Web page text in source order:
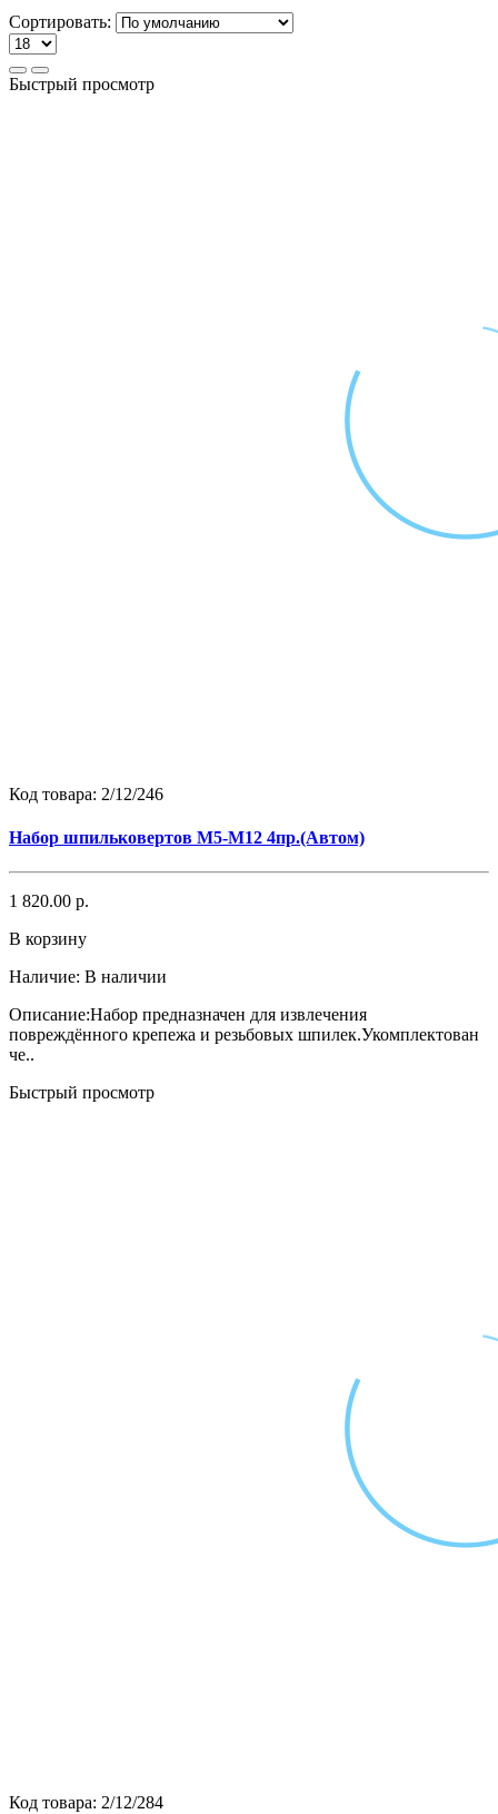
Сортировать:
Быстрый просмотр
Код товара: 2/12/246
Набор шпильковертов М5-М12 4пр.(Автом)
1 820.00 р.
В корзину
Наличие: В наличии
Описание:Набор предназначен для извлечения
повреждённого крепежа и резьбовых шпилек.Укомплектован
че..
Быстрый просмотр
Код товара: 2/12/284